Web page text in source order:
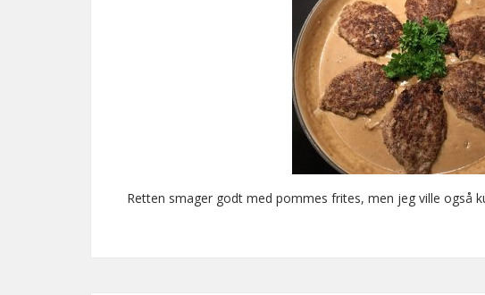
Retten smager godt med pommes frites, men jeg ville også